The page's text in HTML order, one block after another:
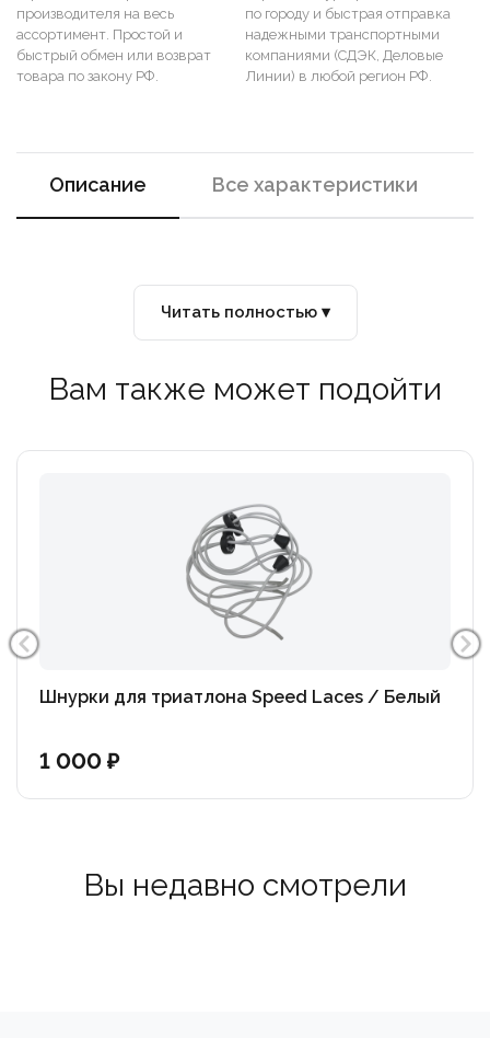
производителя на весь
ассортимент. Простой и
быстрый обмен или возврат
товара по закону РФ.
по городу и быстрая отправка
надежными транспортными
компаниями (СДЭК, Деловые
Линии) в любой регион РФ.
Описание Все характеристики
Читать полностью ▾
Вам также может подойти
Шнурки для триатлона Speed Laces / Белый
1 000 ₽
Вы недавно смотрели